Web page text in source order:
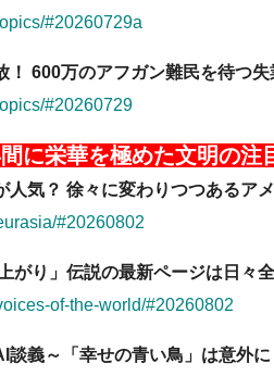
#20260729a
600万のアフガン難民を待つ失
#20260729
に栄華を極めた文明の注
気？ 徐々に変わりつつあるア
#20260802
がり」伝説の最新ページは日々
of-the-world/#20260802
義～「幸せの青い鳥」は意外に